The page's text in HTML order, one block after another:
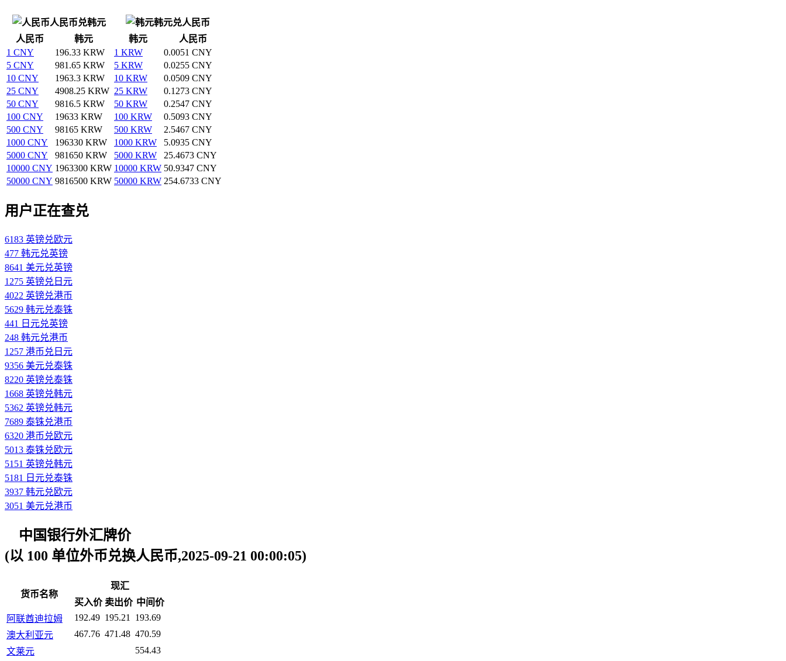
人民币兑韩元
韩元兑人民币
人民币
韩元 韩元
人民币
1 CNY
196.33 KRW 1 KRW
0.0051 CNY
5 CNY
981.65 KRW 5 KRW
0.0255 CNY
10 CNY
1963.3 KRW 10 KRW
0.0509 CNY
25 CNY
4908.25 KRW 25 KRW
0.1273 CNY
50 CNY
9816.5 KRW 50 KRW
0.2547 CNY
100 CNY
19633 KRW 100 KRW
0.5093 CNY
500 CNY
98165 KRW 500 KRW
2.5467 CNY
1000 CNY
196330 KRW 1000 KRW
5.0935 CNY
5000 CNY
981650 KRW 5000 KRW
25.4673 CNY
10000 CNY 1963300 KRW 10000 KRW 50.9347 CNY
50000 CNY 9816500 KRW 50000 KRW 254.6733 CNY
用户正在查兑
6183 英镑兑欧元
477 韩元兑英镑
8641 美元兑英镑
1275 英镑兑日元
4022 英镑兑港币
5629 韩元兑泰铢
441 日元兑英镑
248 韩元兑港币
1257 港币兑日元
9356 美元兑泰铢
8220 英镑兑泰铢
1668 英镑兑韩元
5362 英镑兑韩元
7689 泰铢兑港币
6320 港币兑欧元
5013 泰铢兑欧元
5151 英镑兑韩元
5181 日元兑泰铢
3937 韩元兑欧元
3051 美元兑港币
中国银行外汇牌价
(以 100 单位外币兑换人民币,2025-09-21 00:00:05)
货币名称
现汇
买入价 卖出价 中间价
阿联酋迪拉姆
192.49 195.21
193.69
澳大利亚元
467.76 471.48 470.59
文莱元
554.43